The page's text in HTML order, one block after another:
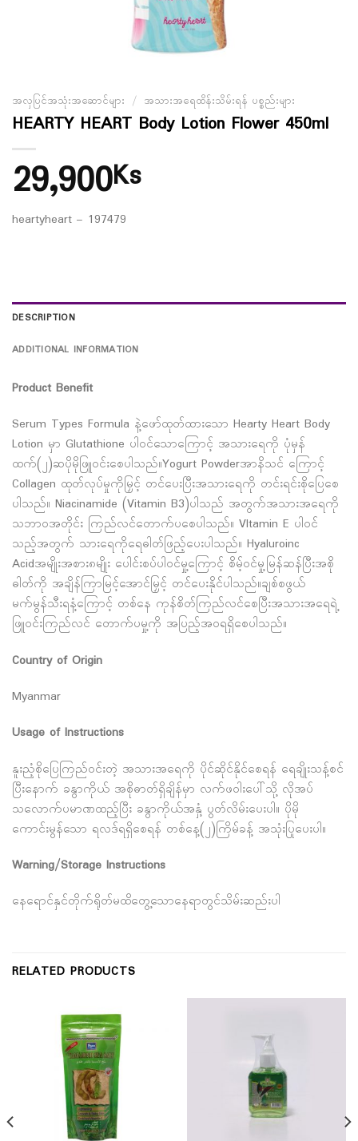
အလှပြင်အသုံးအဆောင်များ / အသားအရေထိန်းသိမ်းရန် ပစ္စည်းများ
HEARTY HEART Body Lotion Flower 450ml
29,900Ks
heartyheart – 197479
DESCRIPTION
ADDITIONAL INFORMATION
Product Benefit
Serum Types Formula နဲ့ဖော်ထုတ်ထားသော Hearty Heart Body
Lotion မှာ Glutathione ပါဝင်သောကြောင့် အသားရေကို ပုံမှန်
ထက်(၂)ဆပိုမိုဖြူဝင်းစေပါသည်။Yogurt Powderအာနိသင် ကြောင့်
Collagen ထုတ်လုပ်မှုကိုမြှင့် တင်ပေးပြီးအသားရေကို တင်းရင်းစိုပြေစေ
ပါသည်။ Niacinamide (Vitamin B3)ပါသည် အတွက်အသားအရေကို
သဘာဝအတိုင်း ကြည်လင်တောက်ပစေပါသည်။ VItamin E ပါဝင်
သည့်အတွက် သားရေကိုရေဓါတ်ဖြည့်ပေးပါသည်။ Hyaluroinc
Acidအမျိုးအစား၈မျိုး ပေါင်းစပ်ပါဝင်မှု့ကြောင့် စိမ့်ဝင်မှု့မြန်ဆန်ပြီးအစို
ဓါတ်ကို အချိန်ကြာမြင့်အောင်မြှင့် တင်ပေးနိုင်ပါသည်။ချစ်စဖွယ်
မက်မွန်သီးရနံ့ကြောင့် တစ်နေ ကုန်စိတ်ကြည်လင်စေပြီးအသားအရေရဲ့
ဖြူဝင်းကြည်လင် တောက်ပမှု့ကို အပြည့်အဝရရှိစေပါသည်။
Country of Origin
Myanmar
Usage of Instructions
နူးညံ့စိုပြေကြည်ဝင်းတဲ့ အသားအရေကို ပိုင်ဆိုင်နိုင်စေရန် ရေချိုးသန့်စင်
ပြီးနောက် ခနွာကိုယ် အစိုဓာတ်ရှိချိန်မှာ လက်ဖဝါးပေါ်သို့ လိုအပ်
သလောက်ပမာဏထည့်ပြီး ခနွာကိုယ်အနှံ့ ပွတ်လိမ်းပေးပါ။ ပိုမို
ကောင်းမွန်သော ရလဒ်ရရှိစေရန် တစ်နေ့(၂)ကြိမ်ခန့် အသုံးပြုပေးပါ။
Warning/Storage Instructions
နေရောင်နှင်တိုက်ရိုတ်မထိတွေ့သောနေရာတွင်သိမ်းဆည်းပါ
RELATED PRODUCTS